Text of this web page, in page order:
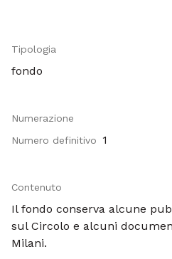
Tipologia
fondo
Numerazione
Numero definitivo
1
Contenuto
Il fondo conserva alcune
sul Circolo e alcuni
Milani.